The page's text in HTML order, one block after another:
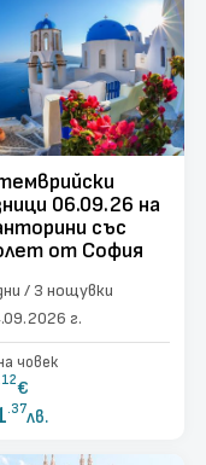
за сайта
06.09.26 на
със
от София
4 дни / 3 нощувки
г.
човек
.12€
.37лв.